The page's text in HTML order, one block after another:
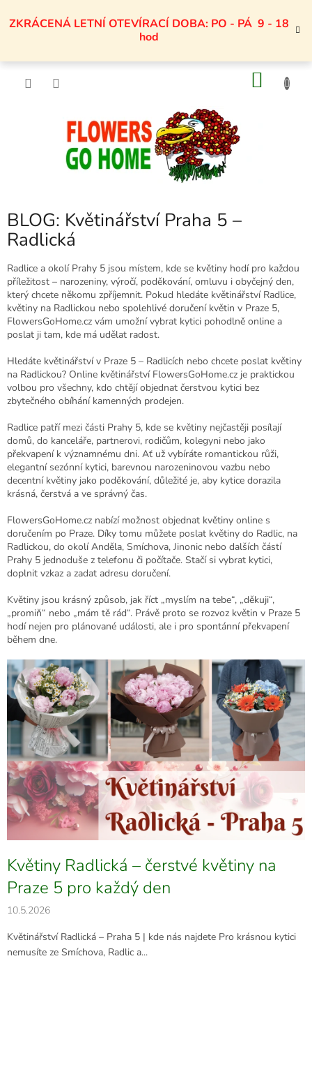
naZKRÁCENÁ LETNÍ OTEVÍRACÍ DOBA: PO - PÁ 9 - 18
hod
BLOG: Květinářství Praha 5 –
Radlická
Radlice a okolí Prahy 5 jsou místem, kde se květiny hodí pro každou
příležitost – narozeniny, výročí, poděkování, omluvu i obyčejný den,
který chcete někomu zpříjemnit. Pokud hledáte květinářství Radlice,
květiny na Radlickou nebo spolehlivé doručení květin v Praze 5,
FlowersGoHome.cz vám umožní vybrat kytici pohodlně online a
poslat ji tam, kde má udělat radost.
Hledáte květinářství v Praze 5 – Radlicích nebo chcete poslat květiny
na Radlickou? Online květinářství FlowersGoHome.cz je praktickou
volbou pro všechny, kdo chtějí objednat čerstvou kytici bez
zbytečného obíhání kamenných prodejen.
Radlice patří mezi části Prahy 5, kde se květiny nejčastěji posílají
domů, do kanceláře, partnerovi, rodičům, kolegyni nebo jako
překvapení k významnému dni. Ať už vybíráte romantickou růži,
elegantní sezónní kytici, barevnou narozeninovou vazbu nebo
decentní květiny jako poděkování, důležité je, aby kytice dorazila
krásná, čerstvá a ve správný čas.
FlowersGoHome.cz nabízí možnost objednat květiny online s
doručením po Praze. Díky tomu můžete poslat květiny do Radlic, na
Radlickou, do okolí Anděla, Smíchova, Jinonic nebo dalších částí
Prahy 5 jednoduše z telefonu či počítače. Stačí si vybrat kytici,
doplnit vzkaz a zadat adresu doručení.
Květiny jsou krásný způsob, jak říct „myslím na tebe“, „děkuji“,
„promiň“ nebo „mám tě rád“. Právě proto se rozvoz květin v Praze 5
hodí nejen pro plánované události, ale i pro spontánní překvapení
během dne.
V
ý
p
s
č
l
á
n
k
ů
Květiny Radlická – čerstvé květiny na
Praze 5 pro každý den
10.5.2026
Květinářství Radlická – Praha 5 | kde nás najdete Pro krásnou kytici
nemusíte ze Smíchova, Radlic a...